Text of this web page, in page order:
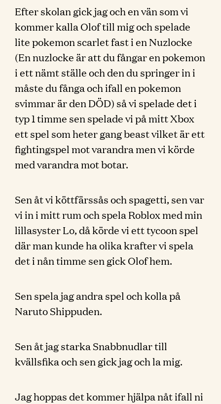
Efter skolan gick jag och en vän som vi
kommer kalla Olof till mig och spelade
lite pokemon scarlet fast i en Nuzlocke
(En nuzlocke är att du fångar en pokemon
i ett nämt ställe och den du springer in i
måste du fånga och ifall en pokemon
svimmar är den DÖD) så vi spelade det i
typ 1 timme sen spelade vi på mitt Xbox
ett spel som heter gang beast vilket är ett
fightingspel mot varandra men vi körde
med varandra mot botar.
Sen åt vi köttfärssås och spagetti, sen var
vi in i mitt rum och spela Roblox med min
lillasyster Lo, då körde vi ett tycoon spel
där man kunde ha olika krafter vi spela
det i nån timme sen gick Olof hem.
Sen spela jag andra spel och kolla på
Naruto Shippuden.
Sen åt jag starka Snabbnudlar till
kvällsfika och sen gick jag och la mig.
Jag hoppas det kommer hjälpa nåt ifall ni